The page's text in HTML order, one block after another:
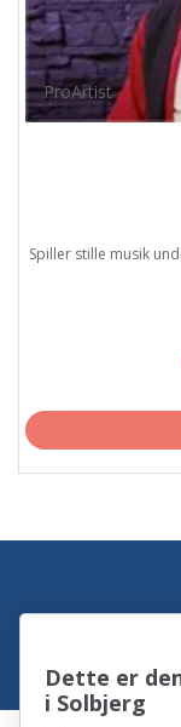
ProArtist
Spiller stille musik
Dette er
i Solbjerg